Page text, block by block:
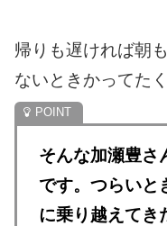
帰りも遅ければ朝
ないときかってた
そんな加瀬豊さ
です。 つらいと
に乗り越えてき